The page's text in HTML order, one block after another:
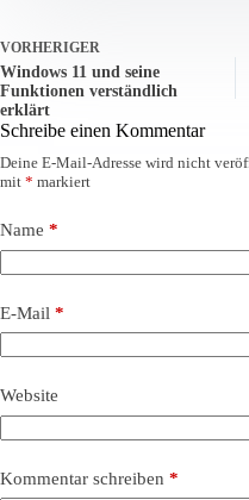
VORHERIGER
Windows 11 und seine
Funktionen verständlich
erklärt
Schreibe einen Kommentar
Deine E-Mail-Adresse wird nicht
mit * markiert
Name *
E-Mail *
Website
Kommentar schreiben *